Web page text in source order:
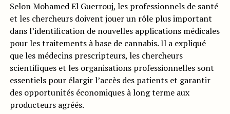
Selon Mohamed El Guerrouj, les professionnels de santé
et les chercheurs doivent jouer un rôle plus important
dans l’identification de nouvelles applications médicales
pour les traitements à base de cannabis. Il a expliqué
que les médecins prescripteurs, les chercheurs
scientifiques et les organisations professionnelles sont
essentiels pour élargir l’accès des patients et garantir
des opportunités économiques à long terme aux
producteurs agréés.